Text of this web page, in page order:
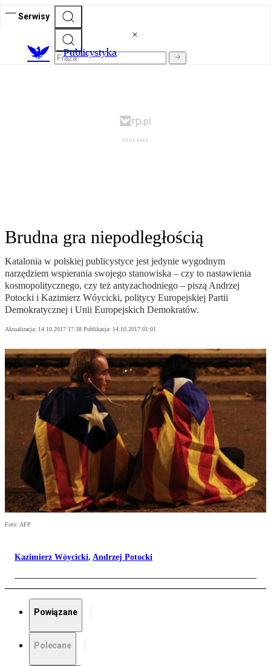
Serwisy
Publicystyka
Brudna gra niepodległością
Katalonia w polskiej publicystyce jest jedynie wygodnym
narzędziem wspierania swojego stanowiska – czy to nastawienia
kosmopolitycznego, czy też antyzachodniego – piszą Andrzej
Potocki i Kazimierz Wóycicki, politycy Europejskiej Partii
Demokratycznej i Unii Europejskich Demokratów.
Aktualizacja: 14.10.2017 17:38 Publikacja: 14.10.2017 01:01
Foto: AFP
Kazimierz Wóycicki, Andrzej Potocki
Powiązane
Polecane